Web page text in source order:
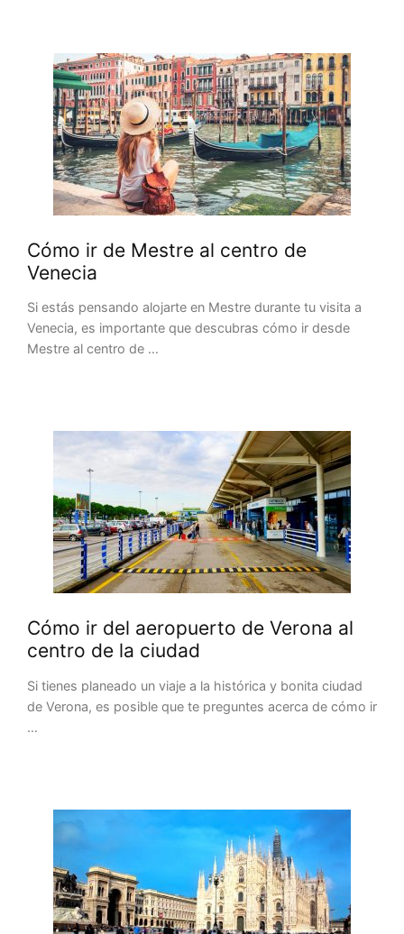
Cómo ir de Mestre al centro de
Venecia
Si estás pensando alojarte en Mestre durante tu visita a
Venecia, es importante que descubras cómo ir desde
Mestre al centro de …
Cómo ir del aeropuerto de Verona al
centro de la ciudad
Si tienes planeado un viaje a la histórica y bonita ciudad
de Verona, es posible que te preguntes acerca de cómo ir
…